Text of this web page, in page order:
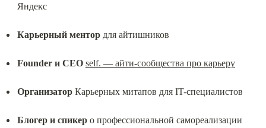
Яндекс
Карьерный ментор для айтишников
Founder и CEO self. — айти-сообщества про карьеру
Организатор Карьерных митапов для IT-специалистов
Блогер и спикер о профессиональной самореализации